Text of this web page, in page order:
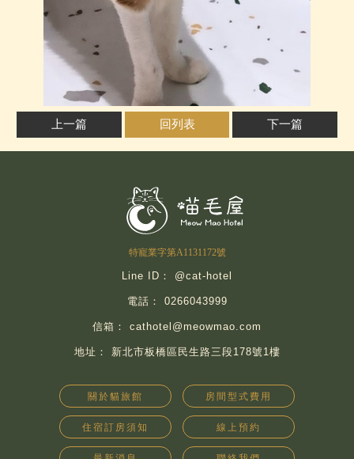
上一篇 回列表 下一篇
@cat-hotel
0266043999
cathotel@meowmao.com
新北市板橋區民生路三段178號1樓
關於貓旅館 房間型式費用
住宿訂房須知 線上預約